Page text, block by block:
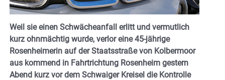
Weil sie einen Schwächeanfall erlitt und vermutlich
kurz ohnmächtig wurde, verlor eine 45-jährige
Rosenheimerin auf der Staatsstraße von Kolbermoor
aus kommend in Fahrtrichtung Rosenheim gestern
Abend kurz vor dem Schwaiger Kreisel die Kontrolle